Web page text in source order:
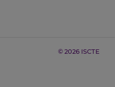
© 2026 ISCTE